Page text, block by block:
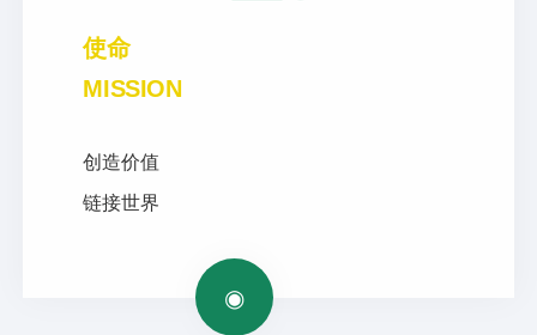
使命
MISSION
创造价值
链接世界
◉